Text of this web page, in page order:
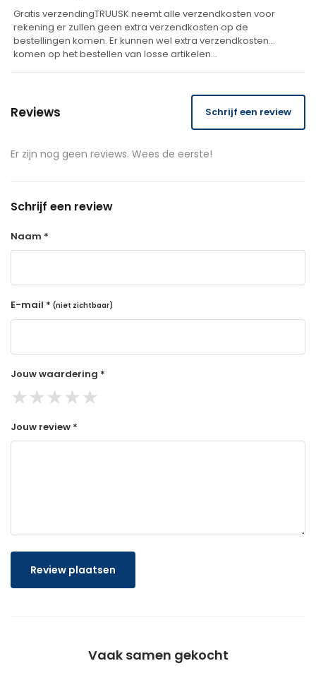
Gratis verzendingTRUUSK neemt alle verzendkosten voor
rekening er zullen geen extra verzendkosten op de
bestellingen komen. Er kunnen wel extra verzendkosten
komen op het bestellen van losse artikelen…
Reviews Schrijf een review
Er zijn nog geen reviews. Wees de eerste!
Schrijf een review
Naam *
E-mail * (niet zichtbaar)
Jouw waardering *
★★★★★
Jouw review *
Review plaatsen
Vaak samen gekocht